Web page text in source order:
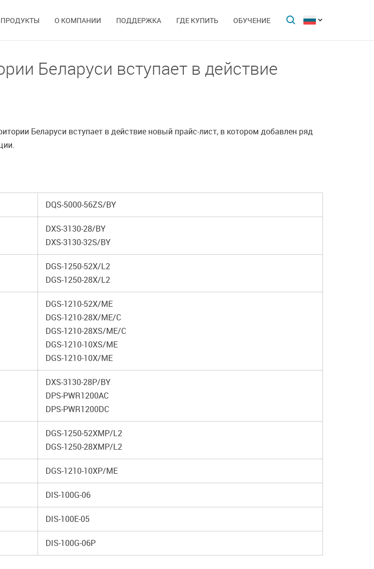
ПРОДУКТЫ О КОМПАНИИ ПОДДЕРЖКА ГДЕ КУПИТЬ ОБУЧЕНИЕ
Беларуси вступает в действие
Беларуси вступает в действие новый прайс-лист, в котором добавлен ряд
DQS-5000-56ZS/BY
DXS-3130-28/BY
DXS-3130-32S/BY
DGS-1250-52X/L2
DGS-1250-28X/L2
DGS-1210-52X/ME
DGS-1210-28X/ME/С
DGS-1210-28XS/ME/С
DGS-1210-10XS/ME
DGS-1210-10X/ME
DXS-3130-28P/BY
DPS-PWR1200AC
DPS-PWR1200DC
DGS-1250-52XMP/L2
DGS-1250-28XMP/L2
DGS-1210-10XP/ME
DIS-100G-06
DIS-100E-05
DIS-100G-06P